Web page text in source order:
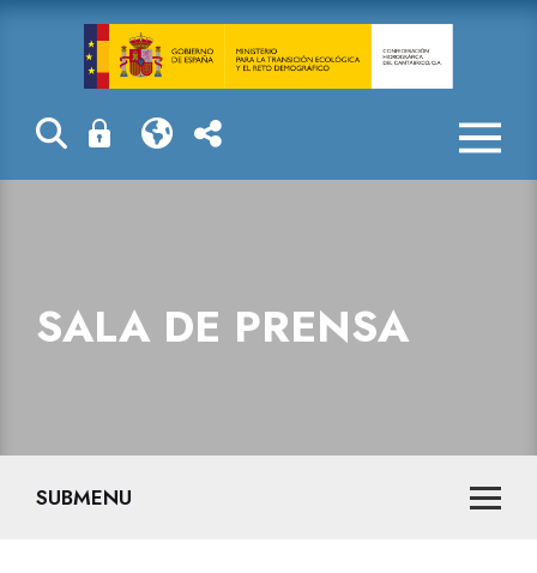
Sala de prensa
SALA DE PRENSA
SUBMENU